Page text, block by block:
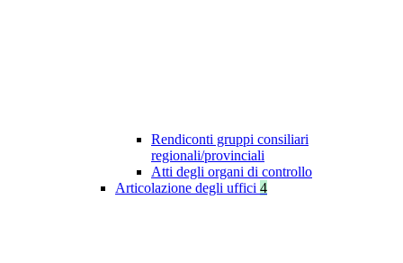
Rendiconti gruppi consiliari
regionali/provinciali
Atti degli organi di controllo
Articolazione degli uffici 4